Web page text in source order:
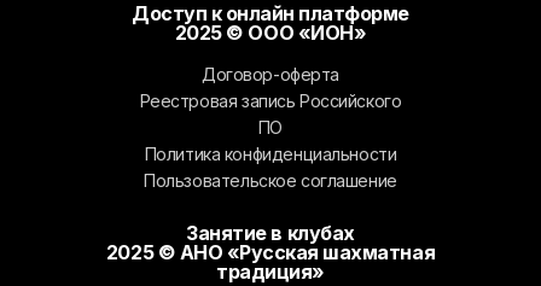
Доступ к онлайн платформе
2025 © ООО «ИОН»
Договор-оферта
Реестровая запись Российского
ПО
Политика конфиденциальности
Пользовательское соглашение
Занятие в клубах
2025 © АНО «Русская шахматная
традиция»